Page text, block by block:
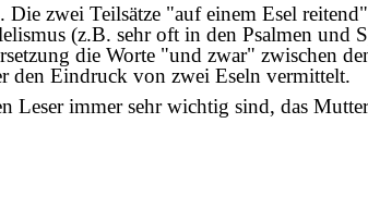
Die zwei Teilsätze "auf einem Esel
(z.B. sehr oft in den Psalmen und
die Worte "und zwar" zwischen
den Eindruck von zwei Eseln vermittelt.
immer sehr wichtig sind, das